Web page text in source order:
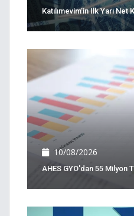
Katılımevim’in Ilk Yarı Net
10/08/2026
AHES GYO'dan 55 Milyon